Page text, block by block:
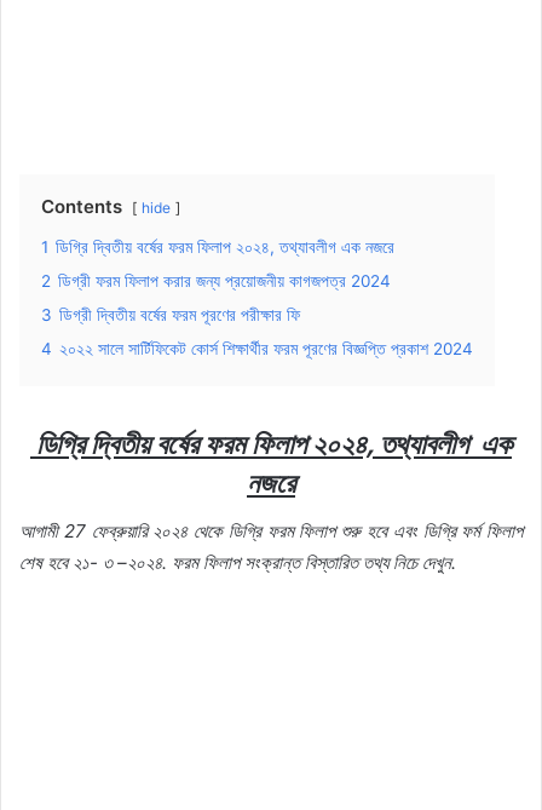
Contents hide
1 ডিগ্রি দ্বিতীয় বর্ষের ফরম ফিলাপ ২০২৪, তথ্যাবলীগ এক নজরে
2 ডিগ্রী ফরম ফিলাপ করার জন্য প্রয়োজনীয় কাগজপত্র 2024
3 ডিগ্রী দ্বিতীয় বর্ষের ফরম পূরণের পরীক্ষার ফি
4 ২০২২ সালে সার্টিফিকেট কোর্স শিক্ষার্থীর ফরম পূরণের বিজ্ঞপ্তি প্রকাশ 2024
ডিগ্রিদ্বিতীয়বর্ষেরফরমফিলাপ২০২৪, তথ্যাবলীগ এক
নজরে
আগামী 27 ফেব্রুয়ারি২০২৪ থেকে ডিগ্রি ফরমফিলাপশুরু হবে এবং ডিগ্রি ফর্মফিলাপ
শেষহবে২১- ৩ –২০২৪. ফরমফিলাপসংক্রান্তবিস্তারিততথ্যনিচেদেখুন.